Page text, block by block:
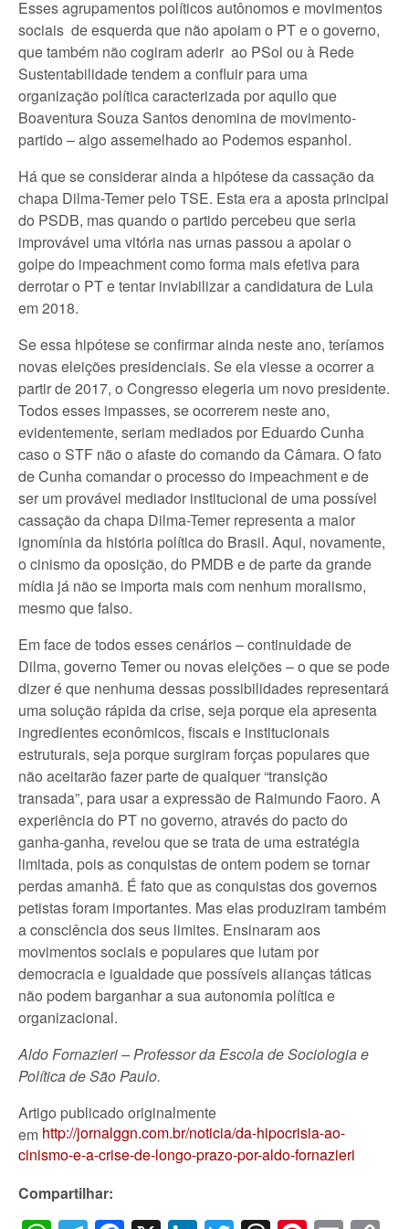
Esses agrupamentos políticos autônomos e movimentos
sociais de esquerda que não apoiam o PT e o governo,
que também não cogiram aderir ao PSol ou à Rede
Sustentabilidade tendem a confluir para uma
organização política caracterizada por aquilo que
Boaventura Souza Santos denomina de movimento-
partido – algo assemelhado ao Podemos espanhol.
Há que se considerar ainda a hipótese da cassação da
chapa Dilma-Temer pelo TSE. Esta era a aposta principal
do PSDB, mas quando o partido percebeu que seria
improvável uma vitória nas urnas passou a apoiar o
golpe do impeachment como forma mais efetiva para
derrotar o PT e tentar inviabilizar a candidatura de Lula
em 2018.
Se essa hipótese se confirmar ainda neste ano, teríamos
novas eleições presidenciais. Se ela viesse a ocorrer a
partir de 2017, o Congresso elegeria um novo presidente.
Todos esses impasses, se ocorrerem neste ano,
evidentemente, seriam mediados por Eduardo Cunha
caso o STF não o afaste do comando da Câmara. O fato
de Cunha comandar o processo do impeachment e de
ser um provável mediador institucional de uma possível
cassação da chapa Dilma-Temer representa a maior
ignomínia da história política do Brasil. Aqui, novamente,
o cinismo da oposição, do PMDB e de parte da grande
mídia já não se importa mais com nenhum moralismo,
mesmo que falso.
Em face de todos esses cenários – continuidade de
Dilma, governo Temer ou novas eleições – o que se pode
dizer é que nenhuma dessas possibilidades representará
uma solução rápida da crise, seja porque ela apresenta
ingredientes econômicos, fiscais e institucionais
estruturais, seja porque surgiram forças populares que
não aceitarão fazer parte de qualquer “transição
transada”, para usar a expressão de Raimundo Faoro. A
experiência do PT no governo, através do pacto do
ganha-ganha, revelou que se trata de uma estratégia
limitada, pois as conquistas de ontem podem se tornar
perdas amanhã. É fato que as conquistas dos governos
petistas foram importantes. Mas elas produziram também
a consciência dos seus limites. Ensinaram aos
movimentos sociais e populares que lutam por
democracia e igualdade que possíveis alianças táticas
não podem barganhar a sua autonomia política e
organizacional.
Aldo Fornazieri – Professor da Escola de Sociologia e
Política de São Paulo.
Artigo publicado originalmente
em http://jornalggn.com.br/noticia/da-hipocrisia-ao-
cinismo-e-a-crise-de-longo-prazo-por-aldo-fornazieri
Compartilhar: